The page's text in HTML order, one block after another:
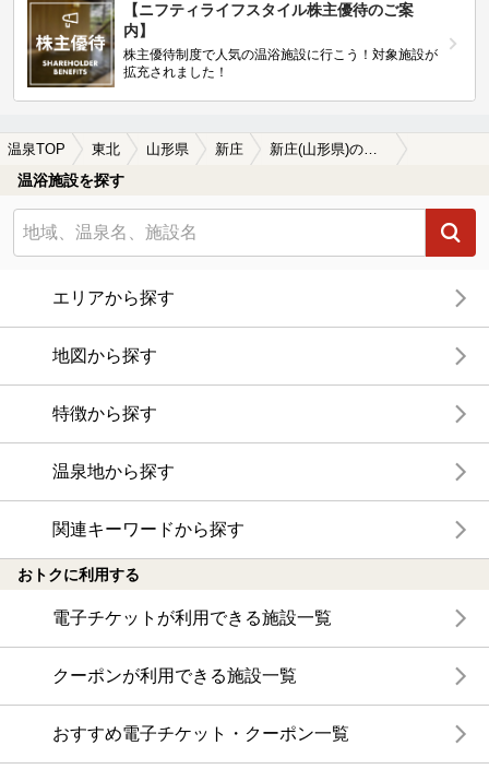
【ニフティライフスタイル株主優待のご案
内】
株主優待制度で人気の温浴施設に行こう！対象施設が
拡充されました！
温泉TOP 東北 山形県 新庄 新庄(山形県)の温泉宿・温泉旅館・ホテルおすすめ2選(2026年版)
温浴施設を探す
エリアから探す
地図から探す
特徴から探す
温泉地から探す
関連キーワードから探す
おトクに利用する
電子チケットが利用できる施設一覧
クーポンが利用できる施設一覧
おすすめ電子チケット・クーポン一覧